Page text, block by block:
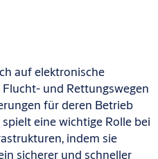
auf elektronische
und Rettungswegen
für deren Betrieb
eine wichtige Rolle bei
indem sie
sicherer und schneller